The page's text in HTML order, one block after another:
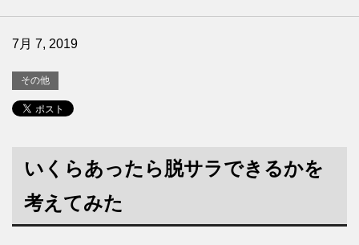
7月 7, 2019
その他
いくらあったら脱サラできるかを
考えてみた